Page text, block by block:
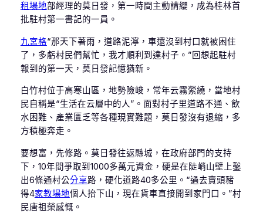
租場地部經理的莫日發，第一時間主動請纓，成為桂林首
批駐村第一書記的一員。
九宮格“那天下著雨，道路泥濘，車還沒到村口就被困住
了，多虧村民們幫忙，我才順利到達村子。”回想起駐村
報到的第一天，莫日發記憶猶新。
白竹村位于高寒山區，地勢險峻，常年云霧縈繞，當地村
民自稱是“生活在云層中的人”。面對村子里道路不通、飲
水困難、產業匱乏等各種現實難題，莫日發沒有退縮，多
方積極奔走。
要想富，先修路。莫日發往返縣城，在政府部門的支持
下，10年間爭取到1000多萬元資金，硬是在陡峭山壁上鑿
出6條通村公分享路，硬化道路40多公里。“過去賣頭豬
得4家教場地個人抬下山，現在貨車直接開到家門口。”村
民唐祖榮感慨。